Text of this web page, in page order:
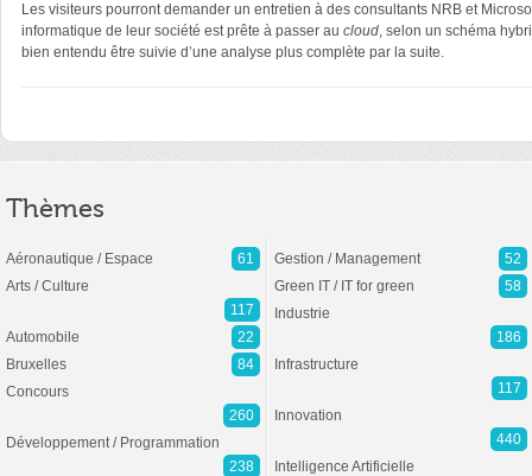
Les visiteurs pourront demander un entretien à des consultants NRB et
informatique de leur société est prête à passer au cloud, selon un schéma
bien entendu être suivie d’une analyse plus complète par la suite.
Thèmes
Aéronautique / Espace
61
Arts / Culture
117
Automobile
22
Bruxelles
84
Concours
260
Développement / Programmation
238
Gestion / Management
52
Green IT / IT for green
58
Industrie
186
Infrastructure
117
Innovation
440
Intelligence Artificielle